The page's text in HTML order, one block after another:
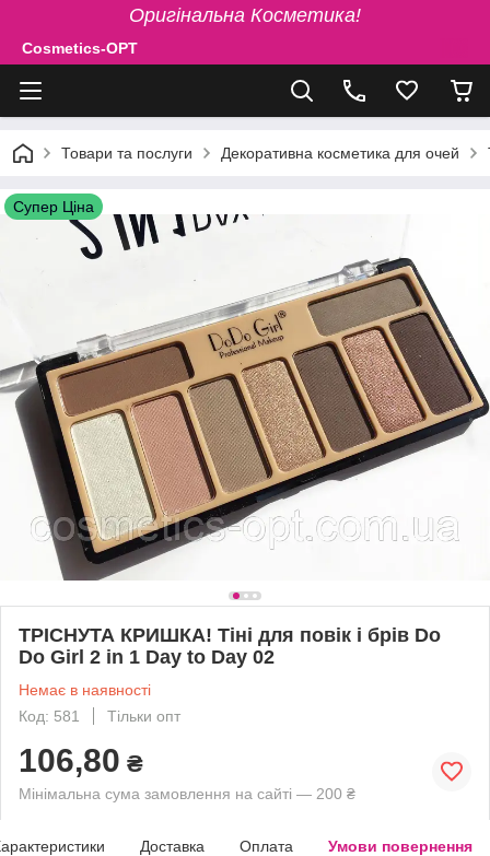
Оригінальна Косметика!
Cosmetics-OPT
Товари та послуги Декоративна косметика для очей
Супер Ціна
ТРІСНУТА КРИШКА! Тіні для повік і брів Do
Do Girl 2 in 1 Day to Day 02
Немає в наявності
Код: 581
Тільки опт
106,80 ₴
Мінімальна сума замовлення на сайті — 200 ₴
Доставка Оплата Умови повернення